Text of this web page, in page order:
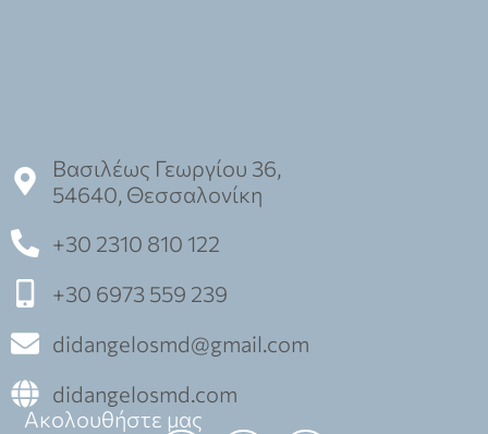
Βασιλέως Γεωργίου 36,
54640, Θεσσαλονίκη
+30 2310 810 122
+30 6973 559 239
didangelosmd@gmail.com
didangelosmd.com
Ακολουθήστε μας